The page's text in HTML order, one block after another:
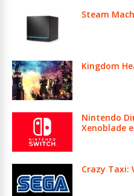
Steam
Kingdom
Nintendo
Xenoblade
Crazy Taxi: